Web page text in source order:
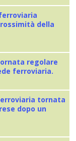
della
regolare
ferroviaria.
tornata
dopo un